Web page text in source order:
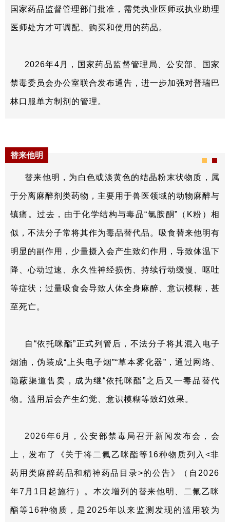
国家药品监督管理部门批准，需凭执业医师或执业助理
医师处方才可调配、购买和使用的药品。
2026年4月，国家药品监督管理局、公安部、国家
禁毒委员会办公室联合发布通告，进一步加强对普瑞巴
林口服单方制剂的管理。
替来他明
替来他明，为白色或淡黄色的结晶粉末状物质，属
于分离麻醉剂类药物，主要用于兽医领域的动物麻醉与
镇痛。过去， 由于化学结构与毒品“氯胺酮”（K粉）相
似，不法分子常将其作为毒品替代品。吸食替来他明有
明显的副作用，少量摄入会产生致幻作用，导致体温下
降、心动过速、永久性神经损伤、持续行动缓慢、呕吐
等症状；过量吸食会导致人体全身麻醉、意识模糊，甚
至死亡。
自“依托咪酯”正式列管后，不法分子将其混入电子
烟油，伪装成“上头电子烟”“草本雾化器”，通过网络、
隐蔽渠道售卖，成为继“依托咪酯”之后又一毒品替代
物。滥用后会产生幻觉、意识模糊等致幻效果。
2026年6月，公安部禁毒局召开新闻发布会，会
上，发布了《关于将二氟乙咪酯等16种物质列入<非
药用类麻醉药品和精神药品目录>的公告》（自2026
年7月1日起施行）。本次增列的替来他明、二氟乙咪
酯等16种物质，是2025年以来监测发现的滥用较为